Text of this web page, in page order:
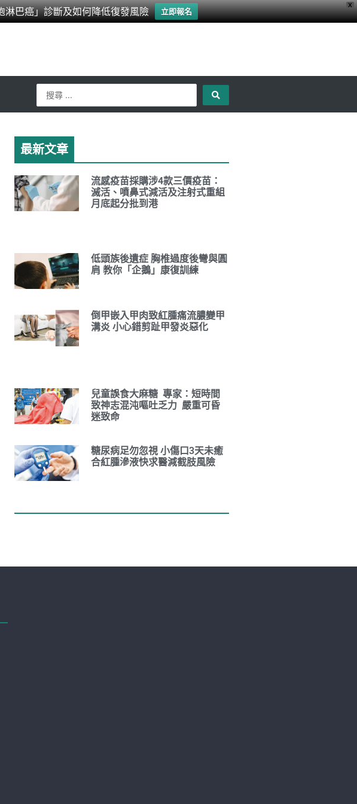
X
淋巴癌」診斷及如何降低復發風險 立即報名
Search
...
最新文章
流感疫苗採購涉4款三價疫苗：
滅活、噴鼻式減活及注射式重組
月底起分批到港
低頭族後遺症 胸椎過度後彎與圓
肩 教你「企鵝」康復訓練
倒甲嵌入甲肉致紅腫痛流膿變甲
溝炎 小心錯剪趾甲發炎惡化
兒童誤食大麻糖 專家：短時間
致神志混沌嘔吐乏力 嚴重可昏
迷致命
糖尿病足勿忽視 小傷口3天未癒
合紅腫滲液快求醫減截肢風險